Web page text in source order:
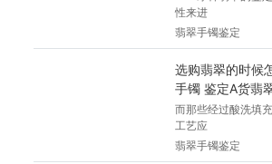
性来进
翡翠手镯鉴定
选购翡翠的时候
手镯 鉴定A货翡
而那些经过酸洗填
工艺应
翡翠手镯鉴定